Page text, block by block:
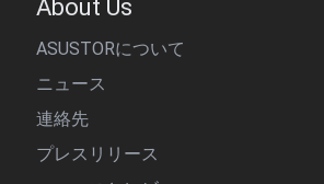
About Us
ASUSTORについて
ニュース
連絡先
プレスリリース